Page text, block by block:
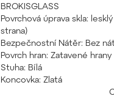
BROKISGLASS
Povrchová úprava skla:
strana)
Bezpečnostní Nátěr: Bez
Povrch hran: Zatavené hrany
Stuha: Bílá
Koncovka: Zlatá